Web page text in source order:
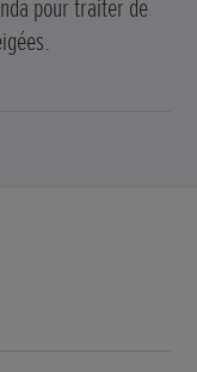
pour traiter de